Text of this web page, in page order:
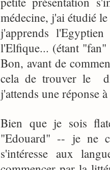
médecine, j'ai étudié
j'apprends
l'Elfique... (étant
Bon, avant de
cela de trouver le
j'attends une réponse
Bien que je sois
"Edouard" -- je ne
s'intéresse aux